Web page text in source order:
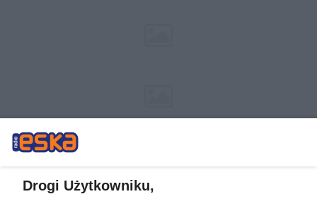
Drogi Użytkowniku,